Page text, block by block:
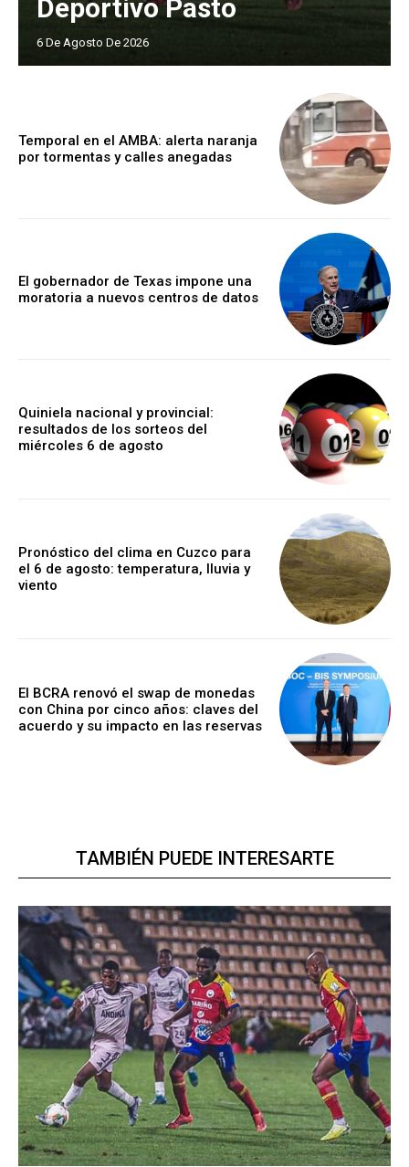
Deportivo Pasto
6 De Agosto De 2026
Temporal en el AMBA: alerta naranja
por tormentas y calles anegadas
El gobernador de Texas impone una
moratoria a nuevos centros de datos
Quiniela nacional y provincial:
resultados de los sorteos del
miércoles 6 de agosto
Pronóstico del clima en Cuzco para
el 6 de agosto: temperatura, lluvia y
viento
El BCRA renovó el swap de monedas
con China por cinco años: claves del
acuerdo y su impacto en las reservas
TAMBIÉN PUEDE INTERESARTE